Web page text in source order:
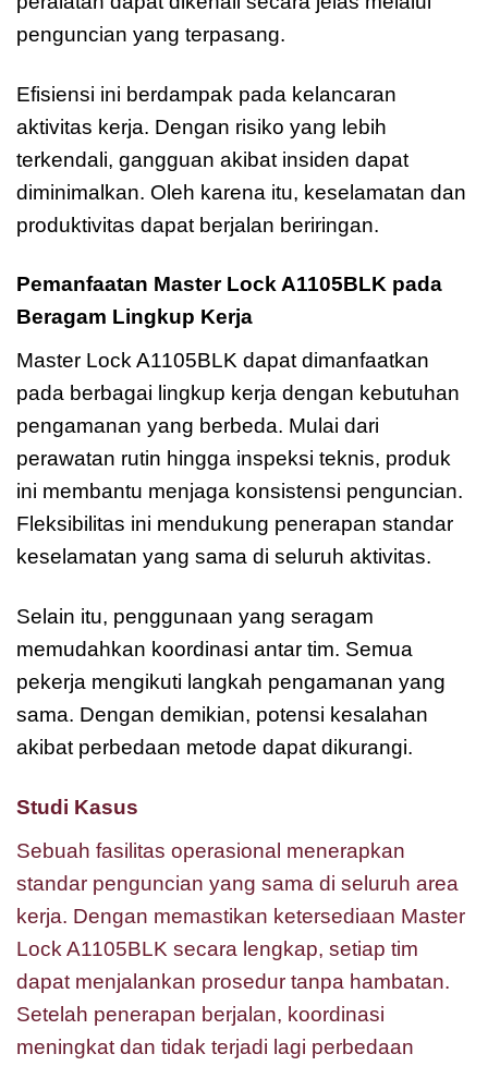
penguncian yang terpasang.
Efisiensi ini berdampak pada kelancaran
aktivitas kerja. Dengan risiko yang lebih
terkendali, gangguan akibat insiden dapat
diminimalkan. Oleh karena itu, keselamatan dan
produktivitas dapat berjalan beriringan.
Pemanfaatan Master Lock A1105BLK pada
Beragam Lingkup Kerja
Master Lock A1105BLK dapat dimanfaatkan
pada berbagai lingkup kerja dengan kebutuhan
pengamanan yang berbeda. Mulai dari
perawatan rutin hingga inspeksi teknis, produk
ini membantu menjaga konsistensi penguncian.
Fleksibilitas ini mendukung penerapan standar
keselamatan yang sama di seluruh aktivitas.
Selain itu, penggunaan yang seragam
memudahkan koordinasi antar tim. Semua
pekerja mengikuti langkah pengamanan yang
sama. Dengan demikian, potensi kesalahan
akibat perbedaan metode dapat dikurangi.
Studi Kasus
Sebuah fasilitas operasional menerapkan
standar penguncian yang sama di seluruh area
kerja. Dengan memastikan ketersediaan Master
Lock A1105BLK secara lengkap, setiap tim
dapat menjalankan prosedur tanpa hambatan.
Setelah penerapan berjalan, koordinasi
meningkat dan tidak terjadi lagi perbedaan